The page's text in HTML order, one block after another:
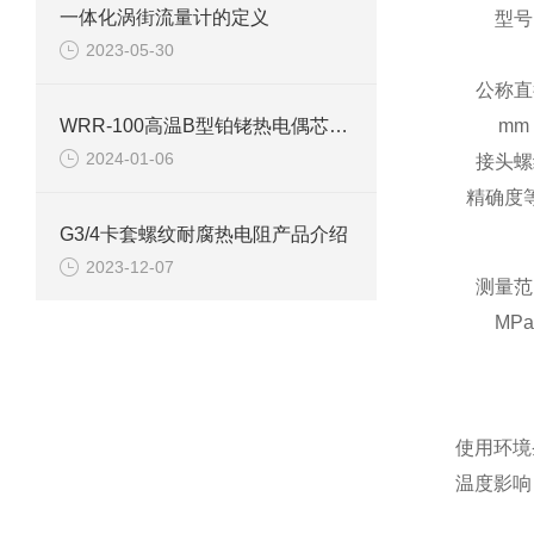
一体化涡街流量计的定义
2023-05-30
WRR-100高温B型铂铑热电偶芯产品介绍
2024-01-06
G3/4卡套螺纹耐腐热电阻产品介绍
2023-12-07
型号
公称
mm
接头
精确度
测量
MPa
使用环
温度影